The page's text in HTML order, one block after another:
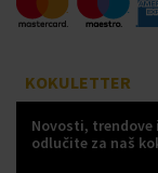
KOKULETTER
Novosti,
odlučite za naš